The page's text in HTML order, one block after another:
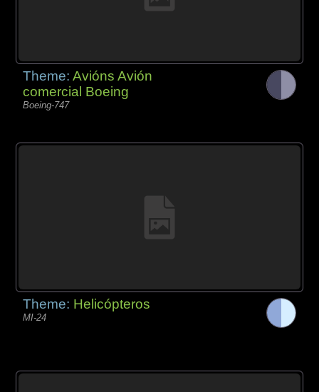
Theme:Avións Avión
comercial Boeing
Boeing-747
Theme: Helicópteros
MI-24